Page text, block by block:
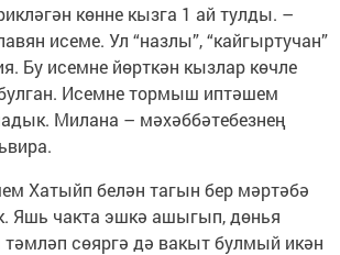
көнне кызга 1 ай тулды. –
исеме. Ул “назлы”, “кайгыртучан”
Бу исемне йөрткән кызлар көчле
булган. Исемне тормыш иптәшем
Милана – мәхәббәтебезнең
Хатыйп белән тагын бер мәртәбә
Яшь чакта эшкә ашыгып, дөнья
сөяргә дә вакыт булмый икән